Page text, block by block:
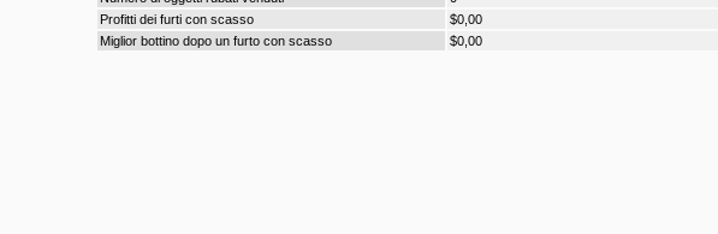
Profitti dei furti con scasso
$0,00
Miglior bottino dopo un furto con scasso
$0,00